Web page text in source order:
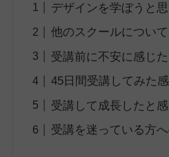
デザインを学ぼうと
他のスクールについて
受講前に不安に感じた
45日間受講してみた
受講して成長したと
受講を迷っている方